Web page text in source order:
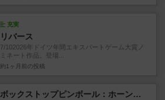
充実
リバース
7/102026年ドイツ年間エキスパートゲーム大賞ノ
ミネート作品。登場...
約1ヶ月前 の投稿
ボックストップピンボール：ホーンテッドハウス